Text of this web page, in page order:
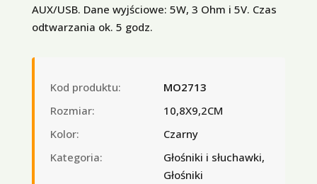
AUX/USB. Dane wyjściowe: 5W, 3 Ohm i 5V. Czas
odtwarzania ok. 5 godz.
Kod produktu:
MO2713
Rozmiar:
10,8X9,2CM
Kolor:
Czarny
Kategoria:
Głośniki i słuchawki,
Głośniki